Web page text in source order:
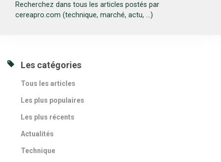
Recherchez dans tous les articles postés par
cereapro.com (technique, marché, actu, ...)
Les catégories
Tous les articles
Les plus populaires
Les plus récents
Actualités
Technique